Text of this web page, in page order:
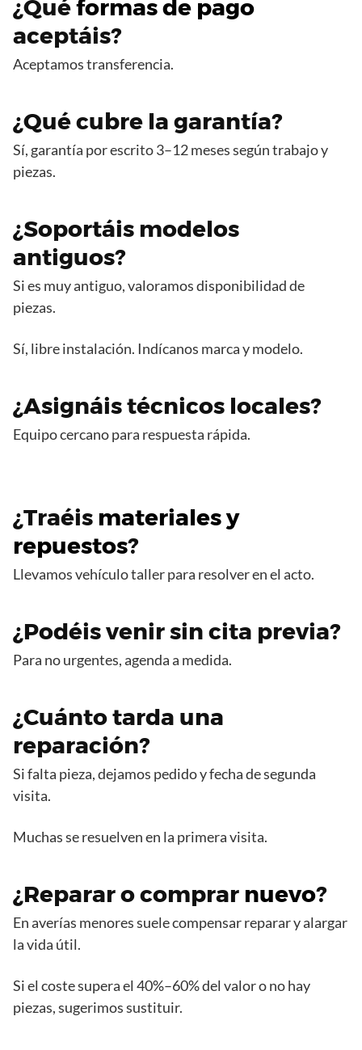
¿Quéformas de pago
aceptáis?
Aceptamos transferencia.
¿Qué cubre la garantía?
Sí, garantía por escrito 3–12 meses según trabajo y
piezas.
¿Soportáis modelos
antiguos?
Si es muy antiguo, valoramos disponibilidad de
piezas.
Sí, libre instalación. Indícanos marca y modelo.
¿Asignáis técnicos locales?
Equipo cercano para respuesta rápida.
¿Traéis materiales y
repuestos?
Llevamos vehículo taller para resolver en el acto.
¿Podéis venir sin cita previa?
Para no urgentes, agenda a medida.
¿Cuánto tarda una
reparación?
Si falta pieza, dejamos pedido y fecha de segunda
visita.
Muchas se resuelven en la primera visita.
¿Reparar o comprar nuevo?
En averías menores suele compensar reparar y alargar
la vida útil.
Si el coste supera el 40%–60% del valor o no hay
piezas, sugerimos sustituir.